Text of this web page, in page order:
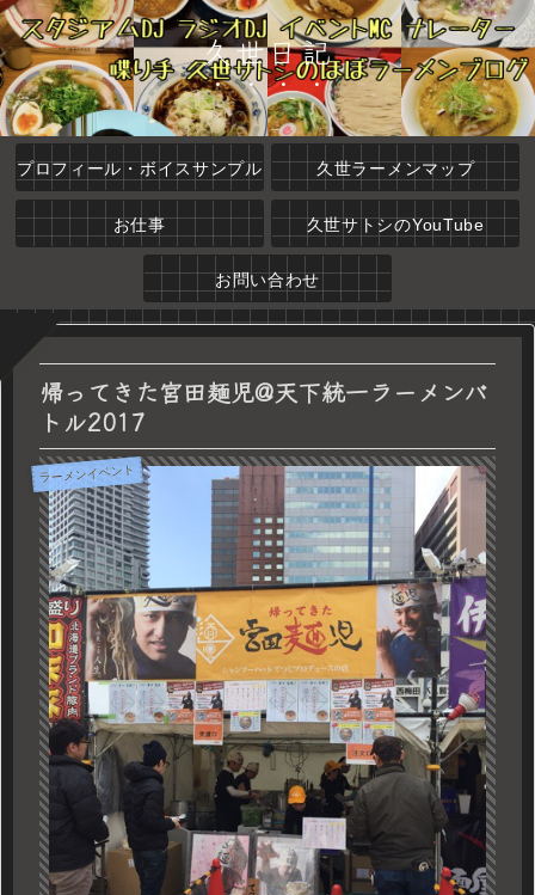
久世日記
プロフィール・ボイスサンプル 久世ラーメンマップ
お仕事 久世サトシのYouTube
お問い合わせ
帰ってきた宮田麺児@天下統一ラーメンバ
トル2017
ラーメンイベント